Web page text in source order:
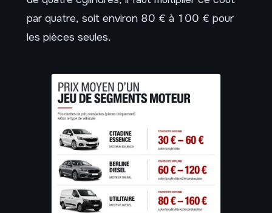
par quatre, soit environ 80 € à 100 € pour
les pièces seules.